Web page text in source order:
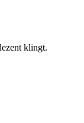
klingt.​